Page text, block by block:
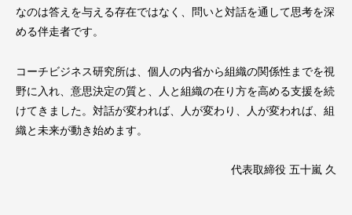
なのは答えを与える存在ではなく、問いと対話を通して思考を深
める伴走者です。
コーチビジネス研究所は、個人の内省から組織の関係性までを視
野に入れ、意思決定の質と、人と組織の在り方を高める支援を続
けてきました。対話が変われば、人が変わり、人が変われば、組
織と未来が動き始めます。
代表取締役 五十嵐 久